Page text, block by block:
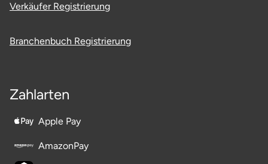
Verkäufer Registrierung
Branchenbuch Registrierung
Zahlarten
Apple Pay
AmazonPay